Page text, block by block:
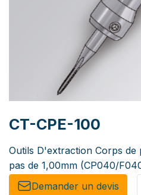
CT-CPE-100
Outils D'extraction Corps
pas de 1,00mm (CP040/
Demander un de​​vis​​